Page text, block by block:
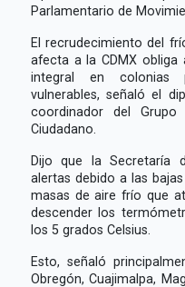
Parlamentario de
El recrudecimiento del
afecta a la CDMX
integral en colonias
vulnerables, señaló el
coordinador del Grupo
Ciudadano.
Dijo que la Secretaría
alertas debido a las
masas de aire frío que
descender los
los 5 grados Celsius.
Esto, señaló
Obregón, Cuajimalpa,